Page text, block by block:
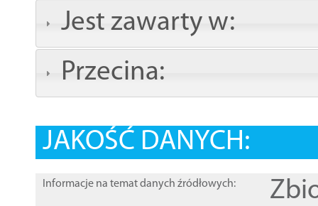
Jest zawarty w:
Przecina:
JAKOŚĆ DANYCH:
Informacje na temat danych źródłowych: